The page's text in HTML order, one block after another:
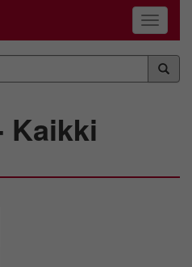
Kaikki